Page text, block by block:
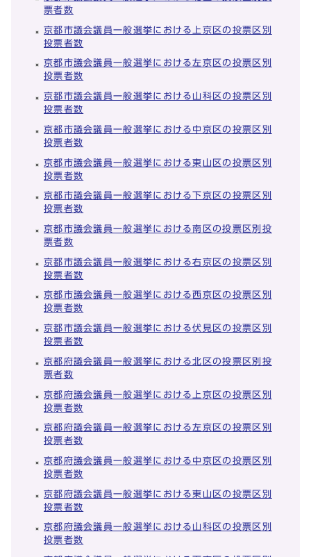
票者数
京都市議会議員一般選挙における上京区の投票区別
投票者数
京都市議会議員一般選挙における左京区の投票区別
投票者数
京都市議会議員一般選挙における山科区の投票区別
投票者数
京都市議会議員一般選挙における中京区の投票区別
投票者数
京都市議会議員一般選挙における東山区の投票区別
投票者数
京都市議会議員一般選挙における下京区の投票区別
投票者数
京都市議会議員一般選挙における南区の投票区別投
票者数
京都市議会議員一般選挙における右京区の投票区別
投票者数
京都市議会議員一般選挙における西京区の投票区別
投票者数
京都市議会議員一般選挙における伏見区の投票区別
投票者数
京都府議会議員一般選挙における北区の投票区別投
票者数
京都府議会議員一般選挙における上京区の投票区別
投票者数
京都府議会議員一般選挙における左京区の投票区別
投票者数
京都府議会議員一般選挙における中京区の投票区別
投票者数
京都府議会議員一般選挙における東山区の投票区別
投票者数
京都府議会議員一般選挙における山科区の投票区別
投票者数